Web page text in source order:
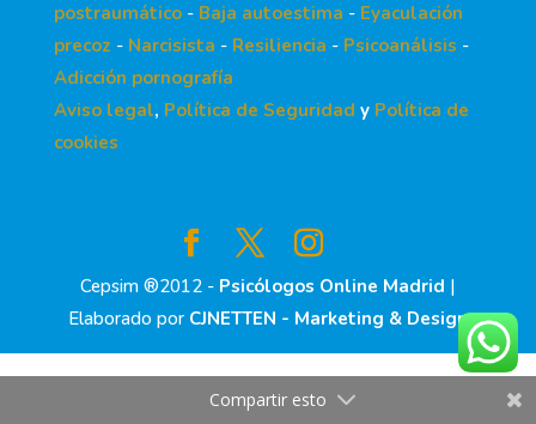
postraumático- Baja autoestima - Eyaculación
precoz - Narcisista - Resiliencia - Psicoanálisis -
Adicción pornografía
Aviso legal, Política de Seguridad y Política de
cookies
Cepsim ®2012 - Psicólogos Online Madrid |
Elaborado por CJNETTEN - Marketing & Design
Compartir esto